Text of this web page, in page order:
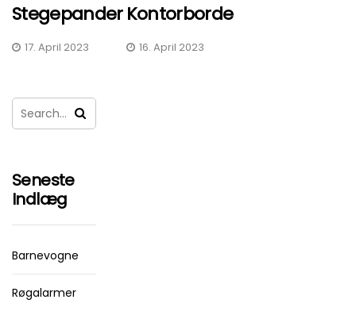
Stegepander
17. April 2023
Kontorborde
16. April 2023
Seneste
Indlæg
Barnevogne
Røgalarmer